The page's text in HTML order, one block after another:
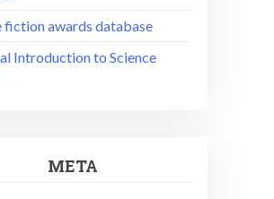
fiction awards database
Introduction to Science
META